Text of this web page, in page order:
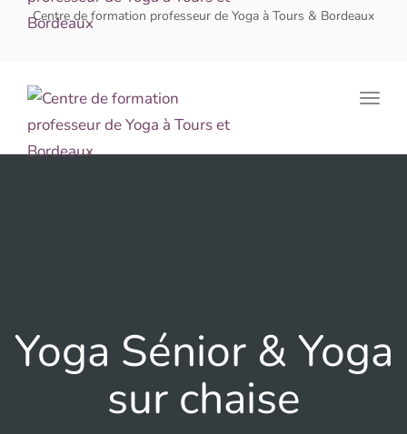
Centre de formation professeur de Yoga à Tours & Bordeaux
Yoga Sénior & Yoga
sur chaise